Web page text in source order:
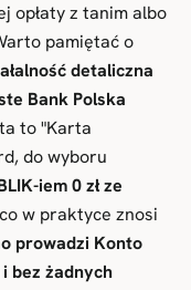
opłaty z tanim albo
pamiętać o
detaliczna
Bank Polska
to "Karta
do wyboru
iem 0 zł ze
w praktyce znosi
prowadzi Konto
bez żadnych